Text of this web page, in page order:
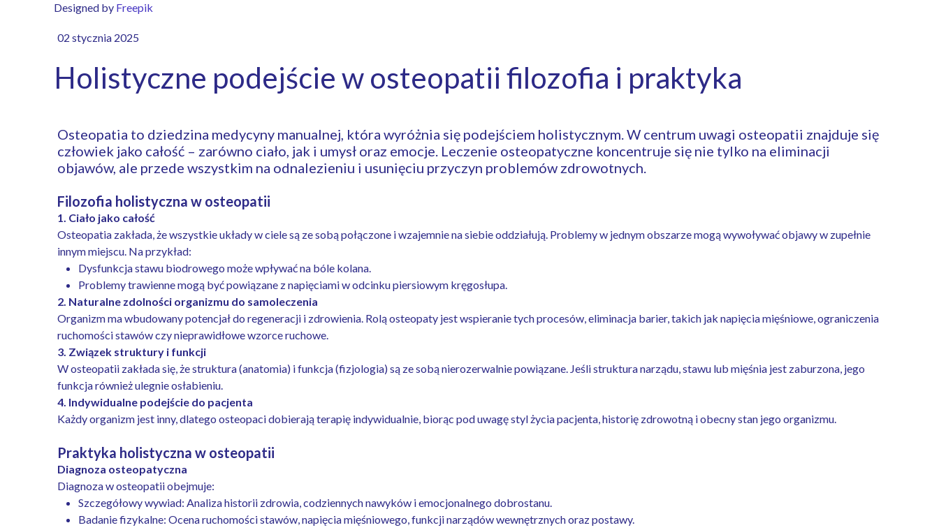
02 stycznia 2025
Designed by Freepik
Holistyczne podejście w osteopatii filozofia i praktyka
Osteopatia to dziedzina medycyny manualnej, która wyróżnia się podejściem holistycznym. W centrum uwagi osteopatii znajduje się
człowiek jako całość – zarówno ciało, jak i umysł oraz emocje. Leczenie osteopatyczne koncentruje się nie tylko na eliminacji
objawów, ale przede wszystkim na odnalezieniu i usunięciu przyczyn problemów zdrowotnych.
Filozofia holistyczna w osteopatii
1. Ciało jako całość
Osteopatia zakłada, że wszystkie układy w ciele są ze sobą połączone i wzajemnie na siebie oddziałują. Problemy w jednym obszarze mogą wywoływać objawy w zupełnie
innym miejscu. Na przykład:
Dysfunkcja stawu biodrowego może wpływać na bóle kolana.
Problemy trawienne mogą być powiązane z napięciami w odcinku piersiowym kręgosłupa.
2. Naturalne zdolności organizmu do samoleczenia
Organizm ma wbudowany potencjał do regeneracji i zdrowienia. Rolą osteopaty jest wspieranie tych procesów, eliminacja barier, takich jak napięcia mięśniowe, ograniczenia
ruchomości stawów czy nieprawidłowe wzorce ruchowe.
3. Związek struktury i funkcji
W osteopatii zakłada się, że struktura (anatomia) i funkcja (fizjologia) są ze sobą nierozerwalnie powiązane. Jeśli struktura narządu, stawu lub mięśnia jest zaburzona, jego
funkcja również ulegnie osłabieniu.
4. Indywidualne podejście do pacjenta
Każdy organizm jest inny, dlatego osteopaci dobierają terapię indywidualnie, biorąc pod uwagę styl życia pacjenta, historię zdrowotną i obecny stan jego organizmu.
Praktyka holistyczna w osteopatii
Diagnoza osteopatyczna
Diagnoza w osteopatii obejmuje:
Szczegółowy wywiad: Analiza historii zdrowia, codziennych nawyków i emocjonalnego dobrostanu.
Badanie fizykalne: Ocena ruchomości stawów, napięcia mięśniowego, funkcji narządów wewnętrznych oraz postawy.